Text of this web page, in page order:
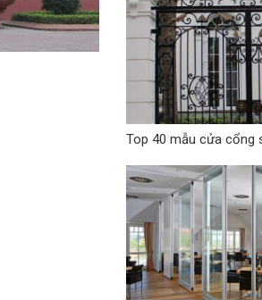
Top 40 mẫu cửa cổng